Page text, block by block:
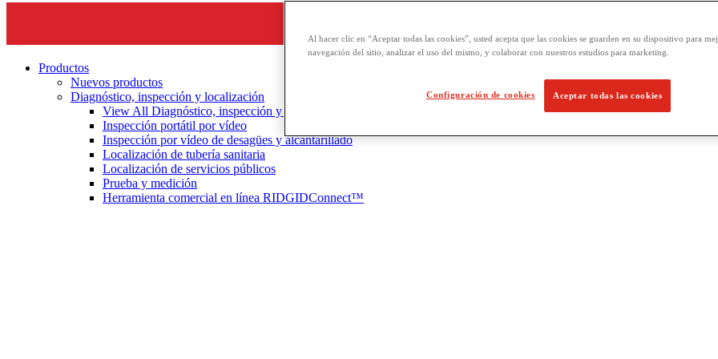
Productos
Nuevos productos
Diagnóstico, inspección y localización
View All Diagnóstico, inspección y localización
Inspección portátil por vídeo
Inspección por vídeo de desagües y alcantarillado
Localización de tubería sanitaria
Localización de servicios públicos
Prueba y medición
Herramienta comercial en línea RIDGIDConnect™
Al hacer clic en “Aceptar todas las cookies”, usted acepta que las cookies se guarden en su dispositivo para
navegación del sitio, analizar el uso del mismo, y colaborar con nuestros estudios para marketing.
Configuración de cookies Aceptar todas las cookies